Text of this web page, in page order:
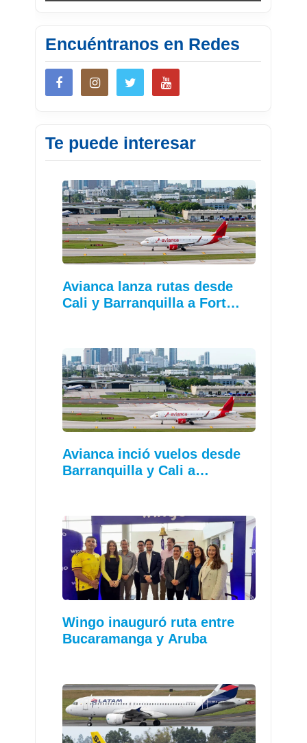
Encuéntranos en Redes
Te puede interesar
Avianca lanza rutas desde
Cali y Barranquilla a Fort…
Avianca inció vuelos desde
Barranquilla y Cali a…
Wingo inauguró ruta entre
Bucaramanga y Aruba